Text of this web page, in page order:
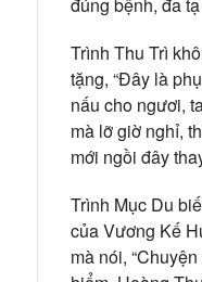
Trình Thu Trì
tặng, “Đây là
nấu cho ngươi,
mà lỡ giờ nghỉ,
mới ngồi đây
Trình Mục Du
của Vương Kế
mà nói,